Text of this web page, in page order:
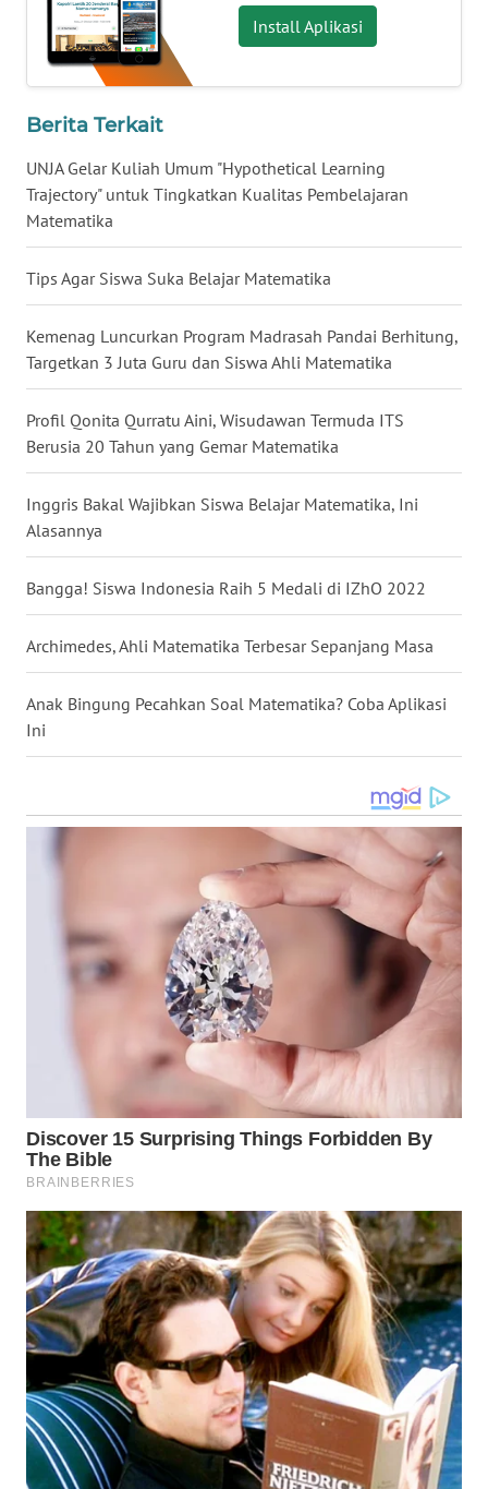
Install Aplikasi
Berita Terkait
UNJA Gelar Kuliah Umum "Hypothetical Learning
Trajectory" untuk Tingkatkan Kualitas Pembelajaran
Matematika
Tips Agar Siswa Suka Belajar Matematika
Kemenag Luncurkan Program Madrasah Pandai Berhitung,
Targetkan 3 Juta Guru dan Siswa Ahli Matematika
Profil Qonita Qurratu Aini, Wisudawan Termuda ITS
Berusia 20 Tahun yang Gemar Matematika
Inggris Bakal Wajibkan Siswa Belajar Matematika, Ini
Alasannya
Bangga! Siswa Indonesia Raih 5 Medali di IZhO 2022
Archimedes, Ahli Matematika Terbesar Sepanjang Masa
Anak Bingung Pecahkan Soal Matematika? Coba Aplikasi
Ini
BALI
WN
KALBAR
KALTENG
WN
KALSEL
WN
KALTIM
WN
SULSEL
WN
GORONTALO
WN
SULUT
WN
MALUKU
MALUT
WN
DANAU
WN
LANGKAT
WN
TAPANULI
SELATAN
WN
TANJUNG
LESUNG
WN
KARO